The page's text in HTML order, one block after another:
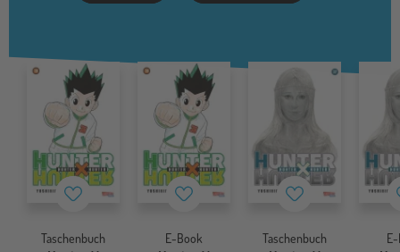
Merkzettel
Taschenbuch
Merkzettel
E-Book
Merkzettel
Taschenbuch